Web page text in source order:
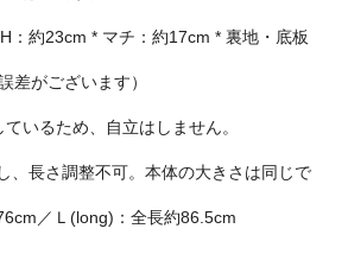
：約23cm * マチ：約17cm * 裏地・底板
差がございます）
いるため、自立はしません。
、長さ調整不可。本体の大きさは同じで
／Ｌ(long)：全長約86.5cm